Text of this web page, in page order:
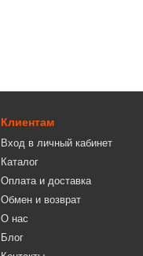
Клиентам
Вход в личный кабинет
Каталог
Оплата и доставка
Обмен и возврат
О нас
Блог